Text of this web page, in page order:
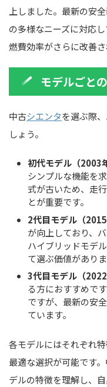
上しました。最新の安
の多様なニーズに対応
燃費効率がさらに改善さ
モデルごと
中古シエンタを選ぶ際
しょう。
初代モデル（2003
シンプルな機能を
式が古いため、走
とが重要です。
2代目モデル（
が向上しており、
ハイブリッドモデ
て選ぶ価値がありま
3代目モデル（2022
る方におすすめで
ですが、最新の安
ています。
各モデルにはそれぞれ
最適な選択が可能です
デルの特徴を理解し、